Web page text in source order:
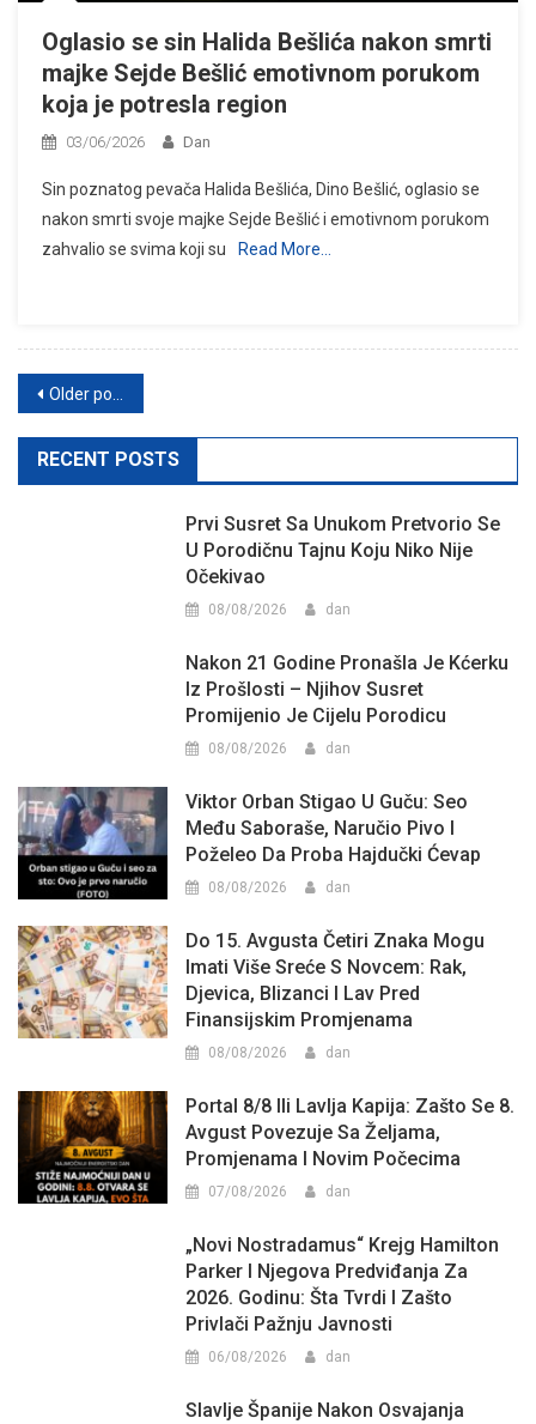
Oglasio se sin Halida Bešlića nakon smrti
majke Sejde Bešlić emotivnom porukom
koja je potresla region
03/06/2026 Dan
Sin poznatog pevača Halida Bešlića, Dino Bešlić, oglasio se
nakon smrti svoje majke Sejde Bešlić i emotivnom porukom
zahvalio se svima koji su
Read More…
Posts
navigation
Older posts
RECENT POSTS
Prvi Susret Sa Unukom Pretvorio Se
U Porodičnu Tajnu Koju Niko Nije
Očekivao
08/08/2026 dan
Nakon 21 Godine Pronašla Je Kćerku
Iz Prošlosti – Njihov Susret
Promijenio Je Cijelu Porodicu
08/08/2026 dan
Viktor Orban Stigao U Guču: Seo
Među Saboraše, Naručio Pivo I
Poželeo Da Proba Hajdučki Ćevap
08/08/2026 dan
Do 15. Avgusta Četiri Znaka Mogu
Imati Više Sreće S Novcem: Rak,
Djevica, Blizanci I Lav Pred
Finansijskim Promjenama
08/08/2026 dan
Portal 8/8 Ili Lavlja Kapija: Zašto Se 8.
Avgust Povezuje Sa Željama,
Promjenama I Novim Počecima
07/08/2026 dan
„Novi Nostradamus“ Krejg Hamilton
Parker I Njegova Predviđanja Za
2026. Godinu: Šta Tvrdi I Zašto
Privlači Pažnju Javnosti
06/08/2026 dan
Slavlje Španije Nakon Osvajanja